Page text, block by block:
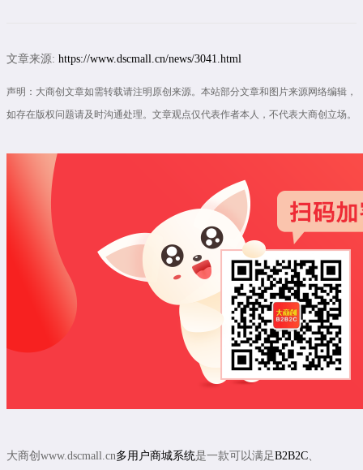
文章来源: https://www.dscmall.cn/news/3041.html
声明：大商创文章如需转载请注明原创来源。本站部分文章和图片来源网络编辑，
如存在版权问题请及时沟通处理。文章观点仅代表作者本人，不代表大商创立场。
大商创www.dscmall.cn多用户商城系统是一款可以满足B2B2C